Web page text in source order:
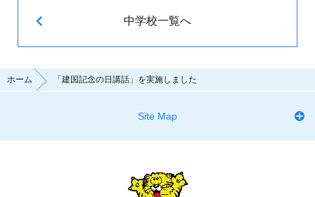
中学校一覧へ
ホーム 「建国記念の日講話」を実施しました
Site Map